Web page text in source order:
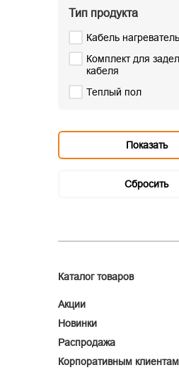
Тип продукта
Кабель
Комплект для
кабеля
Теплый пол
Каталог товаров
Акции
Новинки
Распродажа
Корпоративным клиентам